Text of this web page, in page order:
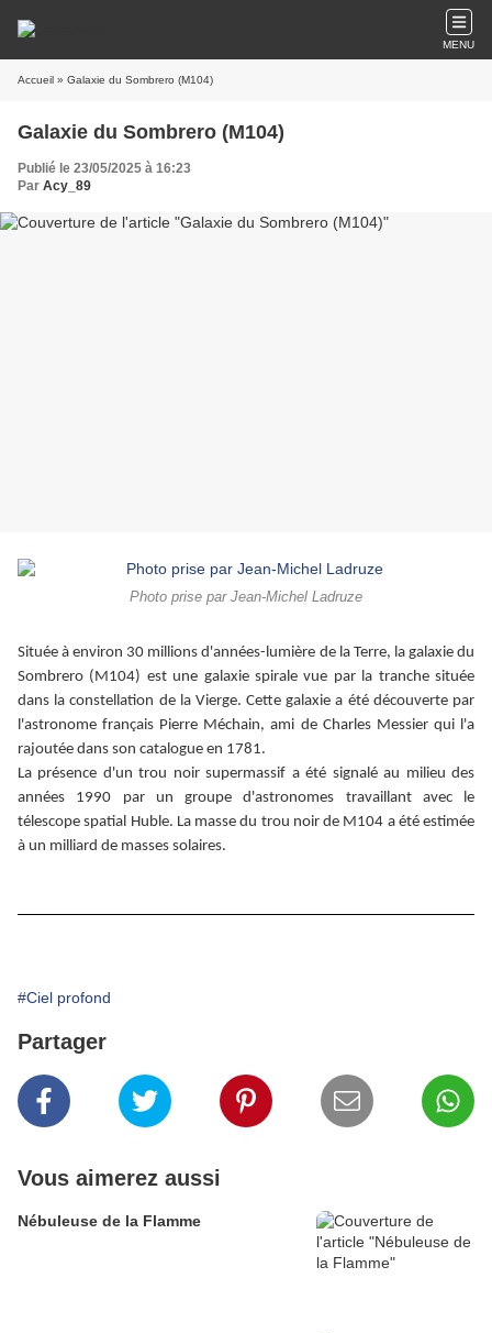
MENU
Accueil » Galaxie du Sombrero (M104)
Galaxie du Sombrero (M104)
Publié le 23/05/2025 à 16:23
Par Acy_89
Photo prise par Jean-Michel Ladruze
Située à environ 30 millions d'années-lumière de la Terre, la galaxie du
Sombrero (M104) est une galaxie spirale vue par la tranche située
dans la constellation de la Vierge. Cette galaxie a été découverte par
l'astronome français Pierre Méchain, ami de Charles Messier qui l'a
rajoutée dans son catalogue en 1781.
La présence d'un trou noir supermassif a été signalé au milieu des
années 1990 par un groupe d'astronomes travaillant avec le
télescope spatial Huble. La masse du trou noir de M104 a été estimée
à un milliard de masses solaires.
#Ciel profond
Partager
Vous aimerez aussi
Nébuleuse de la Flamme